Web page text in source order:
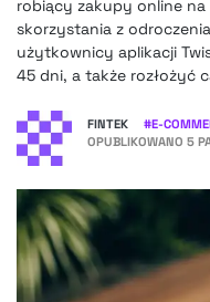
OKIEM EKSPERTA
robiący zakupy online
skorzystania z
użytkownicy aplikacji
45 dni, a także rozłożyć
FINTEK #E-
OPUBLIKOWANO 5